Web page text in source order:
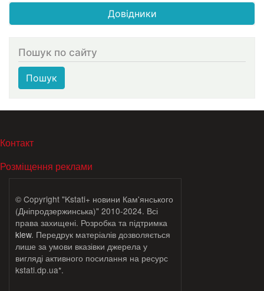
Довідники
Пошук по сайту
Пошук
МЕНЮ В ПОДВАЛЕ
Контакт
Розміщення реклами
© Copyright "Kstati+ новини Кам'янського
(Дніпродзержинська)" 2010-2024. Всі
права захищені. Розробка та підтримка
klew. Передрук матеріалів дозволяється
лише за умови вказівки джерела у
вигляді активного посилання на ресурс
kstati.dp.ua*.